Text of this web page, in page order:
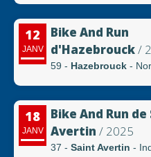
12
JANV
Bike And Run
d'Hazebrouck/
59 - Hazebrouck -
18
JANV
Bike And Run
Avertin / 2025
37 - Saint Avertin -